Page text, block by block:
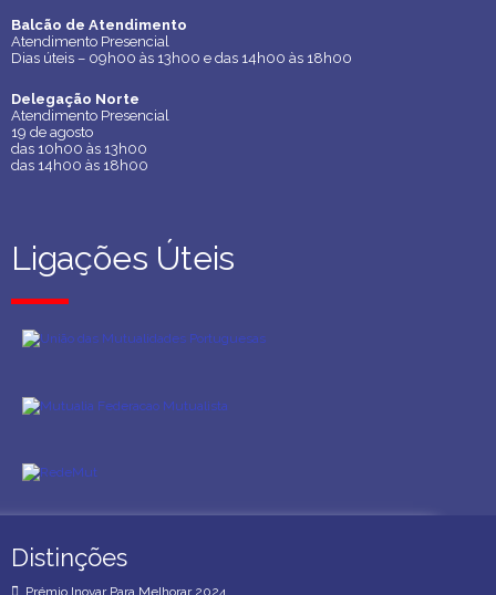
Balcão de Atendimento
Atendimento Presencial
Dias úteis – 09h00 às 13h00 e das 14h00 às 18h00
Balcão de Atendimento
Atendimento Presencial
Dias úteis – 09h00 às 13h00 e das 14h00 às 18h00
Delegação Norte
Atendimento Presencial
19 de agosto
das 10h00 às 13h00
das 14h00 às 18h00
Delegação Norte
Atendimento Presencial
19 de agosto
das 10h00 às 13h00
das 14h00 às 18h00
Ligações Úteis
Ligações Úteis
Distinções
Distinções
Prémio Inovar Para Melhorar 2024